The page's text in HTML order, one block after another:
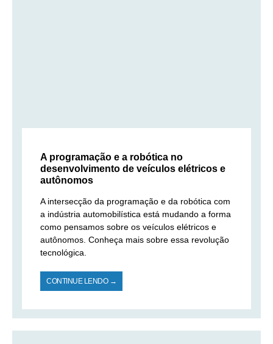
A programação e a robótica no
desenvolvimento de veículos elétricos e
autônomos
A intersecção da programação e da robótica com
a indústria automobilística está mudando a forma
como pensamos sobre os veículos elétricos e
autônomos. Conheça mais sobre essa revolução
tecnológica.
CONTINUE LENDO →